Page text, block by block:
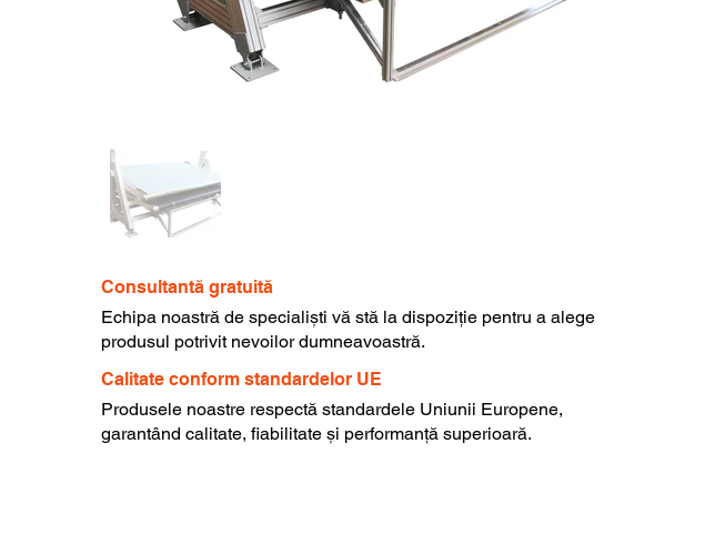
Consultantă gratuită
Echipa noastră de specialiști vă stă la dispoziție pentru a alege
produsul potrivit nevoilor dumneavoastră.
Calitate conform standardelor UE
Produsele noastre respectă standardele Uniunii Europene,
garantând calitate, fiabilitate și performanță superioară.